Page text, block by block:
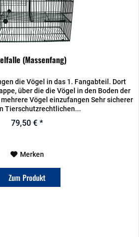
(Massenfang)
die Vögel in das 1. Fangabteil. Dort
über die die Vögel in den Boden der
Vögel einzufangen Sehr sicherer
Tierschutzrechtlichen...
79,50 € *
Merken
Zum Produkt